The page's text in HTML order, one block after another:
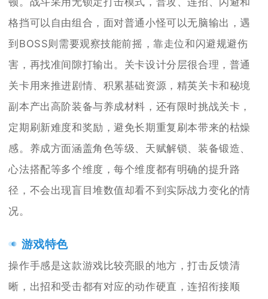
格挡可以自由组合，面对普通小怪可以无脑输出，遇
到BOSS则需要观察技能前摇，靠走位和闪避规避伤
害，再找准间隙打输出。关卡设计分层很合理，普通
关卡用来推进剧情、积累基础资源，精英关卡和秘境
副本产出高阶装备与养成材料，还有限时挑战关卡，
定期刷新难度和奖励，避免长期重复刷本带来的枯燥
感。养成方面涵盖角色等级、天赋解锁、装备锻造、
心法搭配等多个维度，每个维度都有明确的提升路
径，不会出现盲目堆数值却看不到实际战力变化的情
况。
游戏特色
操作手感是这款游戏比较亮眼的地方，打击反馈清
晰，出招和受击都有对应的动作硬直，连招衔接顺